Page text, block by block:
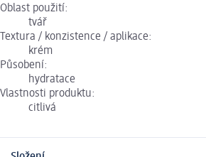
Oblast použití:
tvář
Textura / konzistence / aplikace:
krém
Působení:
hydratace
Vlastnosti produktu:
citlivá